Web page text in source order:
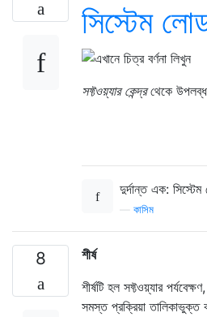
সিস্টেম
সফ্টওয়্যার কেন্দ্রথেকে উপলব্ধ
দুর্দান্ত এক:
কাসিম
8
শীর্ষ
শীর্ষটি হল সফ্টওয়্যার
সমস্ত প্রক্রিয়া তালিকাভুক্ত